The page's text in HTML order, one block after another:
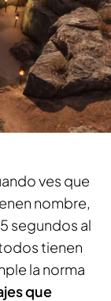
ves que
nombre,
segundos al
tienen
la norma
que